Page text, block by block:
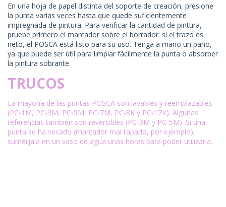
En una hoja de papel distinta del soporte de creación, presione
la punta varias veces hasta que quede suficientemente
impregnada de pintura. Para verificar la cantidad de pintura,
pruebe primero el marcador sobre el borrador: si el trazo es
neto, el POSCA está listo para su uso. Tenga a mano un paño,
ya que puede ser útil para limpiar fácilmente la punta o absorber
la pintura sobrante.
TRUCOS
La mayoría de las puntas POSCA son lavables y reemplazables
(PC-1M, PC-3M, PC-5M, PC-7M, PC-8K y PC-17K). Algunas
referencias también son reversibles (PC-3M y PC-5M). Si una
punta se ha secado (marcador mal tapado, por ejemplo),
sumérjala en un vaso de agua unas horas para poder utilizarla.